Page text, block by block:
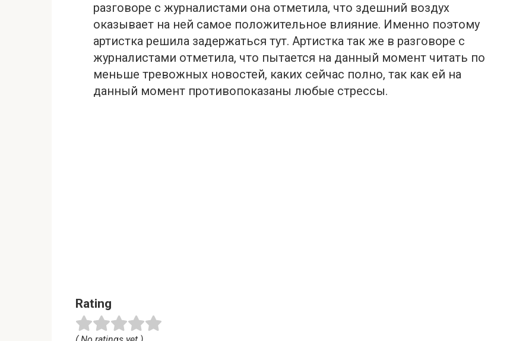
разговоре с журналистами она отметила, что здешний воздух
оказывает на ней самое положительное влияние. Именно поэтому
артистка решила задержаться тут. Артистка так же в разговоре с
журналистами отметила, что пытается на данный момент читать по
меньше тревожных новостей, каких сейчас полно, так как ей на
данный момент противопоказаны любые стрессы.
Rating